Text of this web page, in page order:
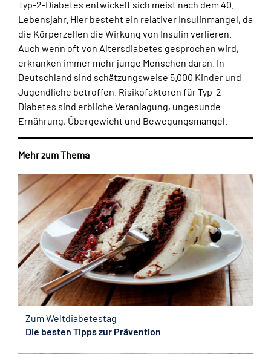
Typ-2-Diabetes entwickelt sich meist nach dem 40.
Lebensjahr. Hier besteht ein relativer Insulinmangel, da
die Körperzellen die Wirkung von Insulin verlieren.
Auch wenn oft von Altersdiabetes gesprochen wird,
erkranken immer mehr junge Menschen daran. In
Deutschland sind schätzungsweise 5.000 Kinder und
Jugendliche betroffen. Risikofaktoren für Typ-2-
Diabetes sind erbliche Veranlagung, ungesunde
Ernährung, Übergewicht und Bewegungsmangel.
Mehr zum Thema
Zum Weltdiabetestag
Die besten Tipps zur Prävention